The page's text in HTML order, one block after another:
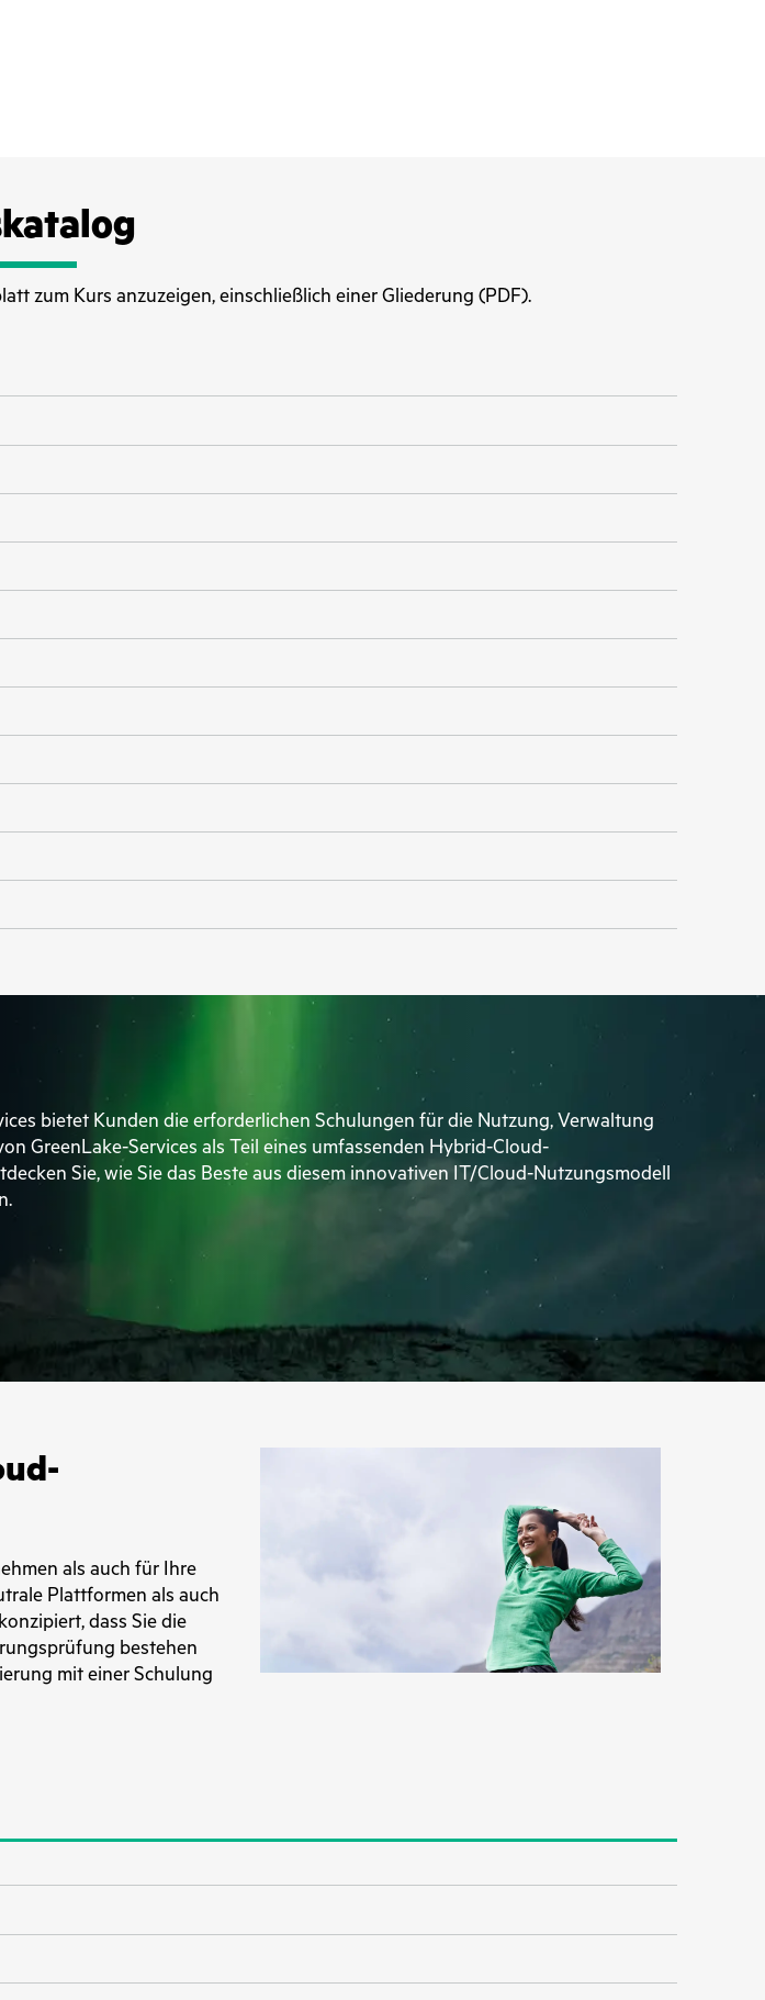
zum Kurs anzuzeigen, einschließlich einer Gliederung (PDF).
bietet Kunden die erforderlichen Schulungen für die Nutzung, Verwaltung
GreenLake-Services als Teil eines umfassenden Hybrid-Cloud-
Sie, wie Sie das Beste aus diesem innovativen IT/Cloud-Nutzungsmodell
als auch für Ihre
Plattformen als auch
dass Sie die
bestehen
mit einer Schulung